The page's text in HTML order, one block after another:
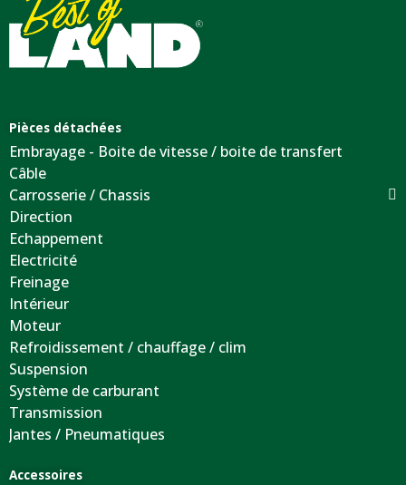
Pièces détachées
Embrayage - Boite de vitesse / boite de transfert
Câble
Carrosserie / Chassis
Direction
Echappement
Electricité
Freinage
Intérieur
Moteur
Refroidissement / chauffage / clim
Suspension
Système de carburant
Transmission
Jantes / Pneumatiques
Accessoires